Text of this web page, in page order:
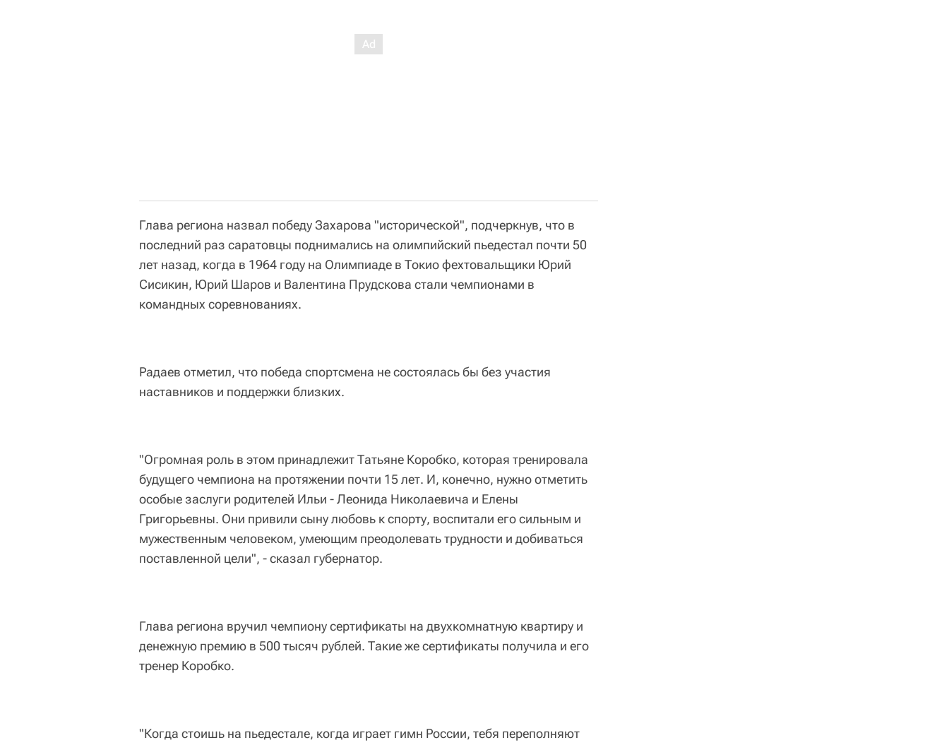
Глава региона назвал победу Захарова "исторической", подчеркнув, что в
последний раз саратовцы поднимались на олимпийский пьедестал почти 50
лет назад, когда в 1964 году на Олимпиаде в Токио фехтовальщики Юрий
Сисикин, Юрий Шаров и Валентина Прудскова стали чемпионами в
командных соревнованиях.
Радаев отметил, что победа спортсмена не состоялась бы без участия
наставников и поддержки близких.
"Огромная роль в этом принадлежит Татьяне Коробко, которая тренировала
будущего чемпиона на протяжении почти 15 лет. И, конечно, нужно отметить
особые заслуги родителей Ильи - Леонида Николаевича и Елены
Григорьевны. Они привили сыну любовь к спорту, воспитали его сильным и
мужественным человеком, умеющим преодолевать трудности и добиваться
поставленной цели", - сказал губернатор.
Глава региона вручил чемпиону сертификаты на двухкомнатную квартиру и
денежную премию в 500 тысяч рублей. Такие же сертификаты получила и его
тренер Коробко.
"Когда стоишь на пьедестале, когда играет гимн России, тебя переполняют